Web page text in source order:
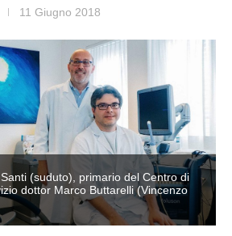
11 Giugno 2018
(suduto), primario del Centro di
dottor Marco Buttarelli (Vincenzo